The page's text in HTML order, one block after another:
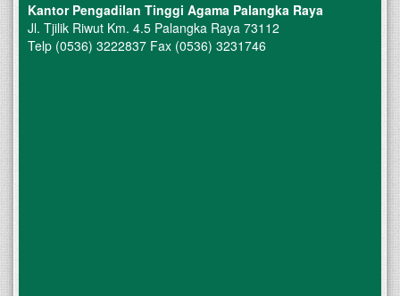
Kantor Pengadilan Tinggi Agama Palangka Raya
Jl. Tjilik Riwut Km. 4.5 Palangka Raya 73112
Telp (0536) 3222837 Fax (0536) 3231746